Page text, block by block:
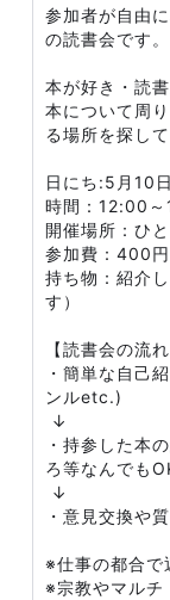
参加者が自由
の読書会です。
本が好き・読
本について周
る場所を探し
日にち:5月10日
時間：12:00
開催場所：ひ
参加費：400円
持ち物：紹介
す）
【読書会の流
・簡単な自己
ンルetc.)
↓
・持参した本
ろ等なんでも
↓
・意見交換や
※仕事の都合で
※宗教やマルチ